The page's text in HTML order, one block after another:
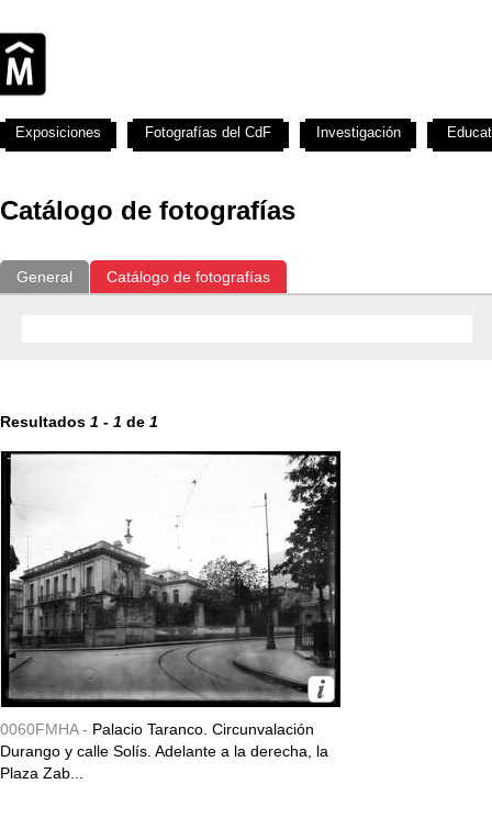
Catálogo de fotografías
General Catálogo de fotografías
Resultados 1 - 1 de 1
0060FMHA - Palacio Taranco. Circunvalación
Durango y calle Solís. Adelante a la derecha, la
Plaza Zab...
Exposiciones Fotografías del CdF Investigación